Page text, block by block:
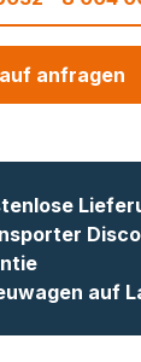
anfragen
auf